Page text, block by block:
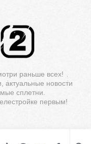
раньше всех!
новости
сплетни.
первым!